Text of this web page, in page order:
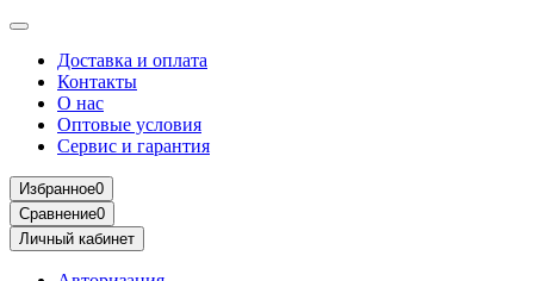
Доставка и оплата
Контакты
О нас
Оптовые условия
Сервис и гарантия
Избранное0
Сравнение0
Личный кабинет